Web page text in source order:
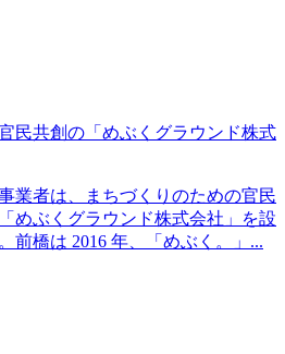
民共創の「めぶくグラウンド株式
業者は、まちづくりのための官民
めぶくグラウンド株式会社」を設
前橋は 2016 年、「めぶく。」...